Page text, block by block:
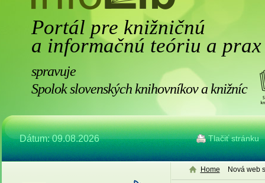
Portál pre knižničnú
a informačnú teóriu a prax
spravuje
Spolok slovenských knihovníkov a knižníc
Dátum: 09.08.2026 Tlačiť stránku
Home Nová web